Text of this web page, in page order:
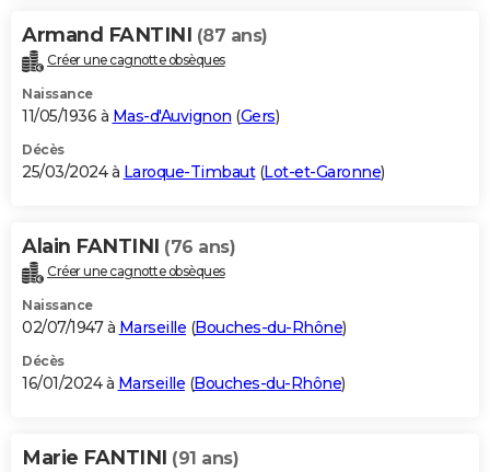
Armand FANTINI (87 ans)
Créer une cagnotte obsèques
Naissance
11/05/1936 à Mas-d'Auvignon (Gers)
Décès
25/03/2024 à Laroque-Timbaut(Lot-et-Garonne)
Alain FANTINI (76 ans)
Créer une cagnotte obsèques
Naissance
02/07/1947 à Marseille (Bouches-du-Rhône)
Décès
16/01/2024 à Marseille (Bouches-du-Rhône)
Marie FANTINI (91 ans)